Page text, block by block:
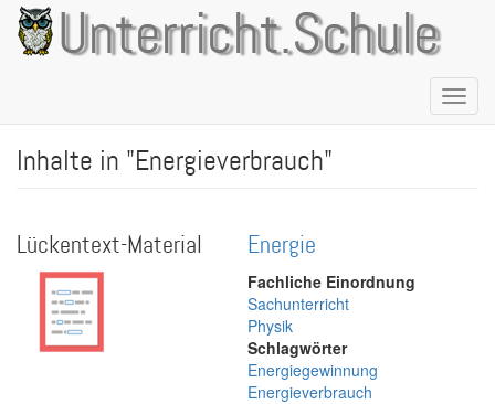
Direkt
zum
Inhalt
Unterricht.Schule
Inhalte in "Energieverbrauch"
Lückentext-Material Energie
Fachliche Einordnung
Sachunterricht
Physik
Schlagwörter
Energiegewinnung
Energieverbrauch